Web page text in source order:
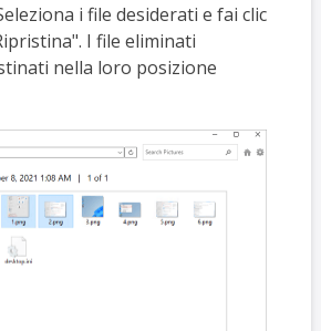
i file desiderati e fai clic
I file eliminati
nella loro posizione